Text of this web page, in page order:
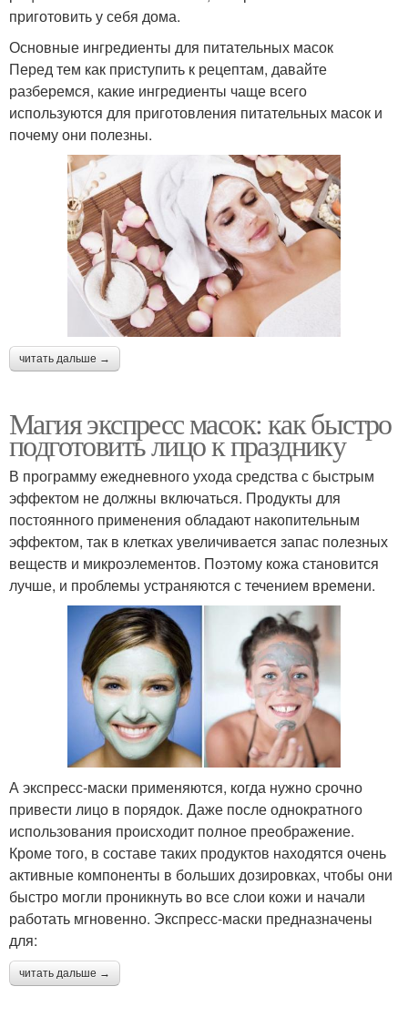
приготовить у себя дома.
Основные ингредиенты для питательных масок
Перед тем как приступить к рецептам, давайте
разберемся, какие ингредиенты чаще всего
используются для приготовления питательных масок и
почему они полезны.
читать дальше →
Магия экспресс масок: как быстро
подготовить лицо к празднику
В программу ежедневного ухода средства с быстрым
эффектом не должны включаться. Продукты для
постоянного применения обладают накопительным
эффектом, так в клетках увеличивается запас полезных
веществ и микроэлементов. Поэтому кожа становится
лучше, и проблемы устраняются с течением времени.
А экспресс-маски применяются, когда нужно срочно
привести лицо в порядок. Даже после однократного
использования происходит полное преображение.
Кроме того, в составе таких продуктов находятся очень
активные компоненты в больших дозировках, чтобы они
быстро могли проникнуть во все слои кожи и начали
работать мгновенно. Экспресс-маски предназначены
для:
читать дальше →